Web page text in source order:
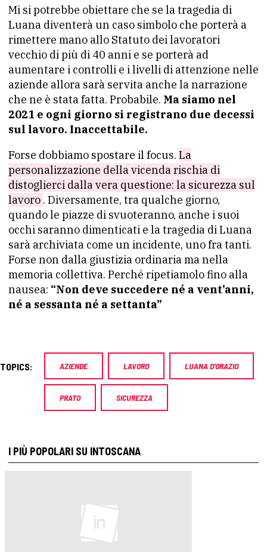
Mi si potrebbe obiettare che se la tragedia di
Luana diventerà un caso simbolo che porterà a
rimettere mano allo Statuto dei lavoratori
vecchio di più di 40 anni e se porterà ad
aumentare i controlli e i livelli di attenzione nelle
aziende allora sarà servita anche la narrazione
che ne è stata fatta. Probabile. Ma siamo nel
2021 e ogni giorno si registrano due decessi
sul lavoro. Inaccettabile.
Forse dobbiamo spostare il focus. La
personalizzazione della vicenda rischia di
distoglierci dalla vera questione: la sicurezza sul
lavoro . Diversamente, tra qualche giorno,
quando le piazze di svuoteranno, anche i suoi
occhi saranno dimenticati e la tragedia di Luana
sarà archiviata come un incidente, uno fra tanti.
Forse non dalla giustizia ordinaria ma nella
memoria collettiva. Perché ripetiamolo fino alla
nausea: “Non deve succedere né a vent’anni,
né a sessanta né a settanta”
TOPICS: AZIENDE LAVORO LUANA D'ORAZIO
PRATO SICUREZZA
I PIÙ POPOLARI SU INTOSCANA